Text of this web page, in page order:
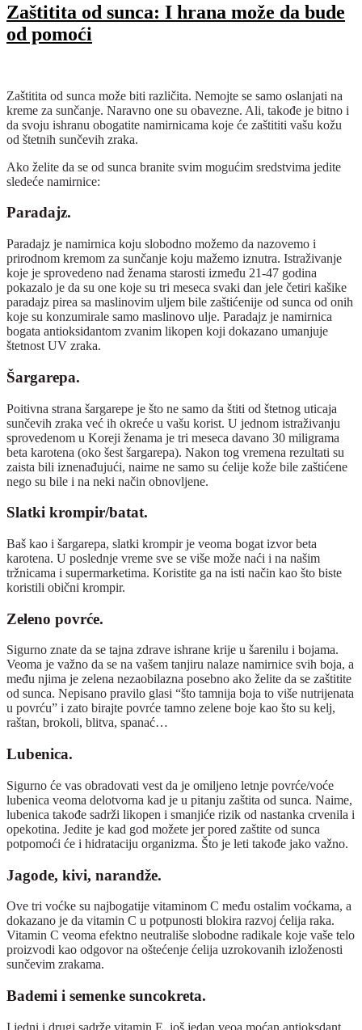
Zaštitita od sunca: I hrana može da bude
od pomoći
Zaštitita od sunca može biti različita. Nemojte se samo oslanjati na
kreme za sunčanje. Naravno one su obavezne. Ali, takođe je bitno i
da svoju ishranu obogatite namirnicama koje će zaštititi vašu kožu
od štetnih sunčevih zraka.
Ako želite da se od sunca branite svim mogućim sredstvima jedite
sledeće namirnice:
Paradajz.
Paradajz je namirnica koju slobodno možemo da nazovemo i
prirodnom kremom za sunčanje koju mažemo iznutra. Istraživanje
koje je sprovedeno nad ženama starosti između 21-47 godina
pokazalo je da su one koje su tri meseca svaki dan jele četiri kašike
paradajz pirea sa maslinovim uljem bile zaštićenije od sunca od onih
koje su konzumirale samo maslinovo ulje. Paradajz je namirnica
bogata antioksidantom zvanim likopen koji dokazano umanjuje
štetnost UV zraka.
Šargarepa.
Poitivna strana šargarepe je što ne samo da štiti od štetnog uticaja
sunčevih zraka već ih okreće u vašu korist. U jednom istraživanju
sprovedenom u Koreji ženama je tri meseca davano 30 miligrama
beta karotena (oko šest šargarepa). Nakon tog vremena rezultati su
zaista bili iznenađujući, naime ne samo su ćelije kože bile zaštićene
nego su bile i na neki način obnovljene.
Slatki krompir/batat.
Baš kao i šargarepa, slatki krompir je veoma bogat izvor beta
karotena. U poslednje vreme sve se više može naći i na našim
tržnicama i supermarketima. Koristite ga na isti način kao što biste
koristili obični krompir.
Zeleno povrće.
Sigurno znate da se tajna zdrave ishrane krije u šarenilu i bojama.
Veoma je važno da se na vašem tanjiru nalaze namirnice svih boja, a
među njima je zelena nezaobilazna posebno ako želite da se zaštitite
od sunca. Nepisano pravilo glasi “što tamnija boja to više nutrijenata
u povrću” i zato birajte povrće tamno zelene boje kao što su kelj,
raštan, brokoli, blitva, spanać…
Lubenica.
Sigurno će vas obradovati vest da je omiljeno letnje povrće/voće
lubenica veoma delotvorna kad je u pitanju zaštita od sunca. Naime,
lubenica takođe sadrži likopen i smanjiće rizik od nastanka crvenila i
opekotina. Jedite je kad god možete jer pored zaštite od sunca
potpomoći će i hidrataciju organizma. Što je leti takođe jako važno.
Jagode, kivi, narandže.
Ove tri voćke su najbogatije vitaminom C među ostalim voćkama, a
dokazano je da vitamin C u potpunosti blokira razvoj ćelija raka.
Vitamin C veoma efektno neutrališe slobodne radikale koje vaše telo
proizvodi kao odgovor na oštećenje ćelija uzrokovanih izloženosti
sunčevim zrakama.
Bademi i semenke suncokreta.
I jedni i drugi sadrže vitamin E, još jedan veoa moćan antioksdant